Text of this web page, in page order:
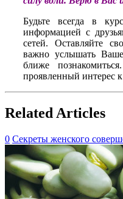
Будьте всегда в
информацией с
сетей. Оставляйте
важно услышать
ближе
проявленный интерес
Related Articles
0 Секреты женского